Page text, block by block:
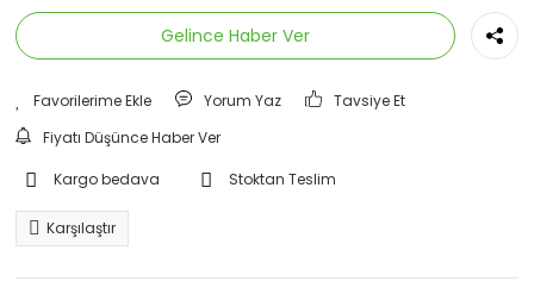
Gelince Haber Ver
Yorum Yaz
Tavsiye Et
Fiyatı Düşünce Haber Ver
Kargo bedava Stoktan Teslim
Karşılaştır